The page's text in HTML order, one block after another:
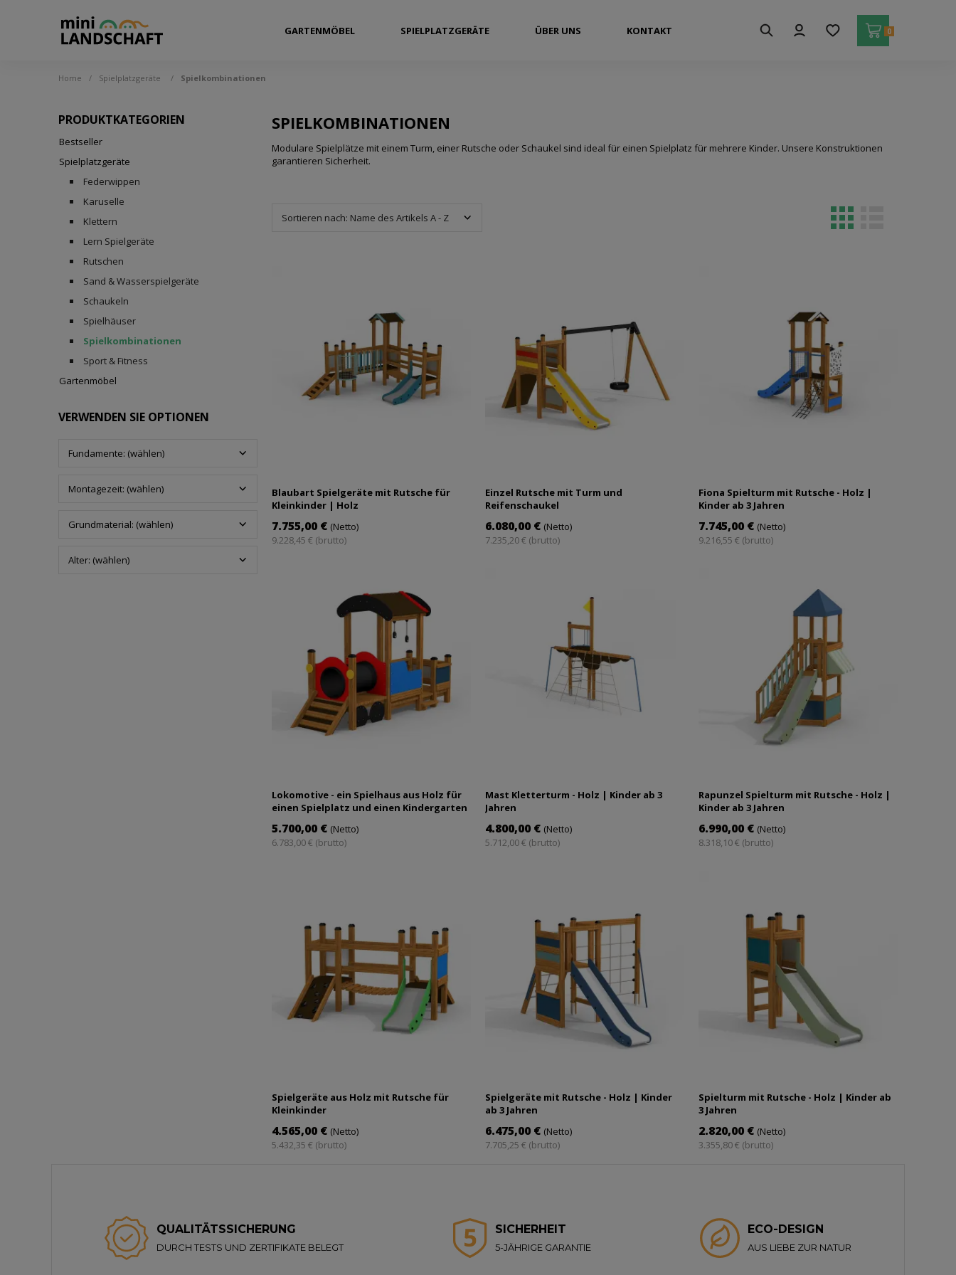
0
GARTENMÖBEL SPIELPLATZGERÄTE ÜBER UNS KONTAKT
Home / Spielplatzgeräte / Spielkombinationen
PRODUKTKATEGORIEN
Bestseller
Spielplatzgeräte
Federwippen
Karuselle
Klettern
Lern Spielgeräte
Rutschen
Sand & Wasserspielgeräte
Schaukeln
Spielhäuser
Spielkombinationen
Sport & Fitness
Gartenmöbel
VERWENDEN SIE OPTIONEN
Fundamente: (wählen)
Montagezeit: (wählen)
Grundmaterial: (wählen)
Alter: (wählen)
SPIELKOMBINATIONEN
Modulare Spielplätze mit einem Turm, einer Rutsche oder Schaukel sind ideal für einen Spielplatz für mehrere Kinder. Unsere Konstruktionen
garantieren Sicherheit.
Sortieren nach: Name des Artikels A - Z
Blaubart Spielgeräte mit Rutsche für
Kleinkinder | Holz
7.755,00 € (Netto)
9.228,45 € (brutto)
Einzel Rutsche mit Turm und
Reifenschaukel
6.080,00 € (Netto)
7.235,20 € (brutto)
Fiona Spielturm mit Rutsche - Holz |
Kinder ab 3 Jahren
7.745,00 € (Netto)
9.216,55 € (brutto)
Lokomotive - ein Spielhaus aus Holz für
einen Spielplatz und einen Kindergarten
5.700,00 € (Netto)
6.783,00 € (brutto)
Mast Kletterturm - Holz | Kinder ab 3
Jahren
4.800,00 € (Netto)
5.712,00 € (brutto)
Rapunzel Spielturm mit Rutsche - Holz |
Kinder ab 3 Jahren
6.990,00 € (Netto)
8.318,10 € (brutto)
Spielgeräte aus Holz mit Rutsche für
Kleinkinder
4.565,00 € (Netto)
5.432,35 € (brutto)
Spielgeräte mit Rutsche - Holz | Kinder
ab 3 Jahren
6.475,00 € (Netto)
7.705,25 € (brutto)
Spielturm mit Rutsche - Holz | Kinder ab
3 Jahren
2.820,00 € (Netto)
3.355,80 € (brutto)
QUALITÄTSSICHERUNG
DURCH TESTS UND ZERTIFIKATE BELEGT
SICHERHEIT
5-JÄHRIGE GARANTIE
ECO-DESIGN
AUS LIEBE ZUR NATUR